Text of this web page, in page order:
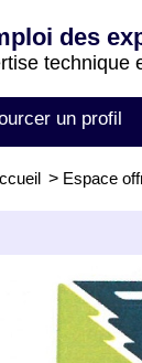
des
technique
un profil
> Espace